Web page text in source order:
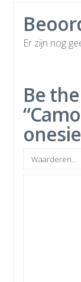
Er zijn nog
Be